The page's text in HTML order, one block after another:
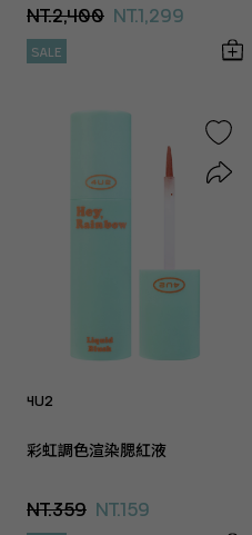
NT.2,400 NT.1,299
SALE
4U2
彩虹調色渲染腮紅液
NT.359 NT.159